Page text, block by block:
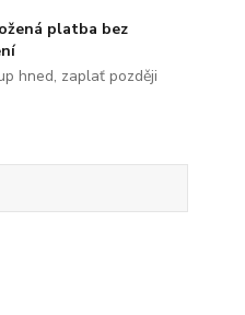
platba bez
hned, zaplať později